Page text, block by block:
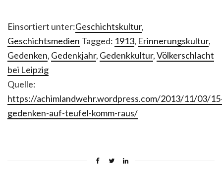
Einsortiert unter:Geschichtskultur,
Geschichtsmedien Tagged: 1913, Erinnerungskultur,
Gedenken, Gedenkjahr, Gedenkkultur,Völkerschlacht
bei Leipzig
Quelle:
https://achimlandwehr.wordpress.com/2013/11/03/
gedenken-auf-teufel-komm-raus/